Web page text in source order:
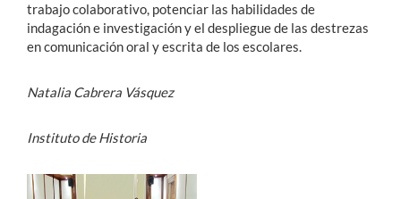
trabajo colaborativo, potenciar las habilidades de
indagación e investigación y el despliegue de las destrezas
en comunicación oral y escrita de los escolares.
Natalia Cabrera Vásquez
Instituto de Historia